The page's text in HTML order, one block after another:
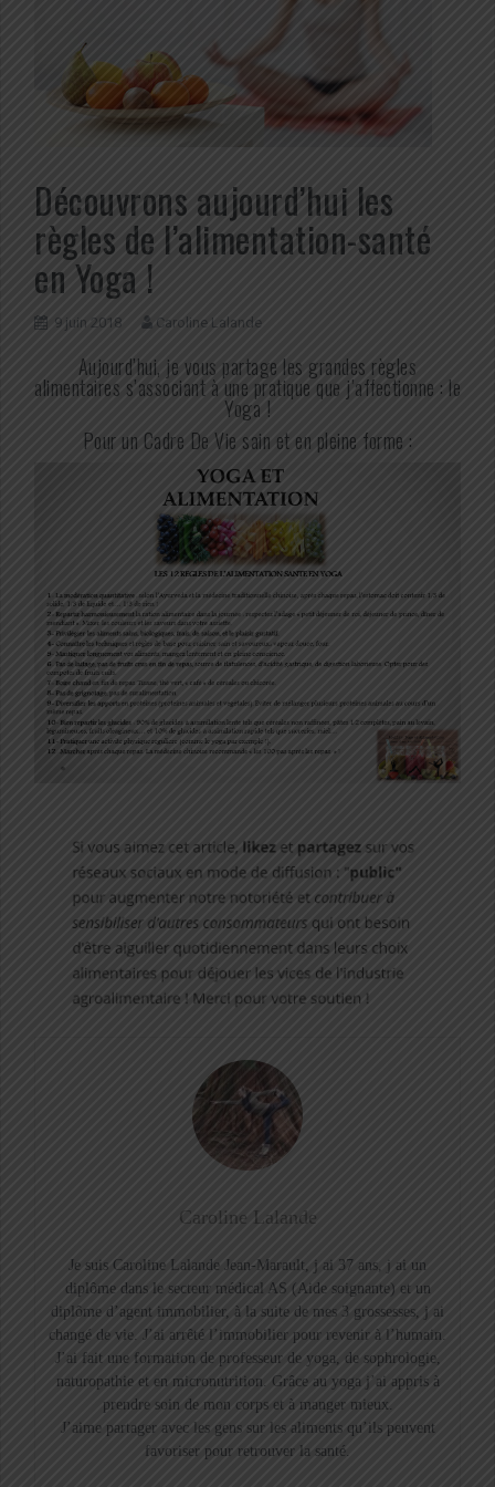
Découvrons aujourd’hui les
règles de l’alimentation-santé
en Yoga !
9 juin 2018 Caroline Lalande
Aujourd’hui, je vous partage les grandes règles
alimentaires s’associant à une pratique que j’affectionne : le
Yoga !
Pour un Cadre De Vie sain et en pleine forme :
Caroline Lalande
Je suis Caroline Lalande Jean-Marault, j ai 37 ans, j ai un
diplôme dans le secteur médical AS (Aide soignante) et un
diplôme d’agent immobilier, à la suite de mes 3 grossesses, j ai
changé de vie. J’ai arrêté l’immobilier pour revenir à l’humain.
J’ai fait une formation de professeur de yoga, de sophrologie,
naturopathie et en micronutrition. Grâce au yoga j’ai appris à
prendre soin de mon corps et à manger mieux.
J’aime partager avec les gens sur les aliments qu’ils peuvent
favoriser pour retrouver la santé.